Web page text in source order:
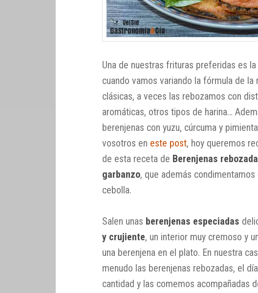
Una de nuestras frituras preferidas es
cuando vamos variando la fórmula de
clásicas, a veces las rebozamos con
aromáticas, otros tipos de harina…
berenjenas con yuzu, cúrcuma y
vosotros en este post, hoy queremos
de esta receta de Berenjenas
garbanzo, que además
cebolla.
Salen unas berenjenas especiadas
y crujiente, un interior muy cremoso y
una berenjena en el plato. En nuestra
menudo las berenjenas rebozadas, el
cantidad y las comemos acompañadas